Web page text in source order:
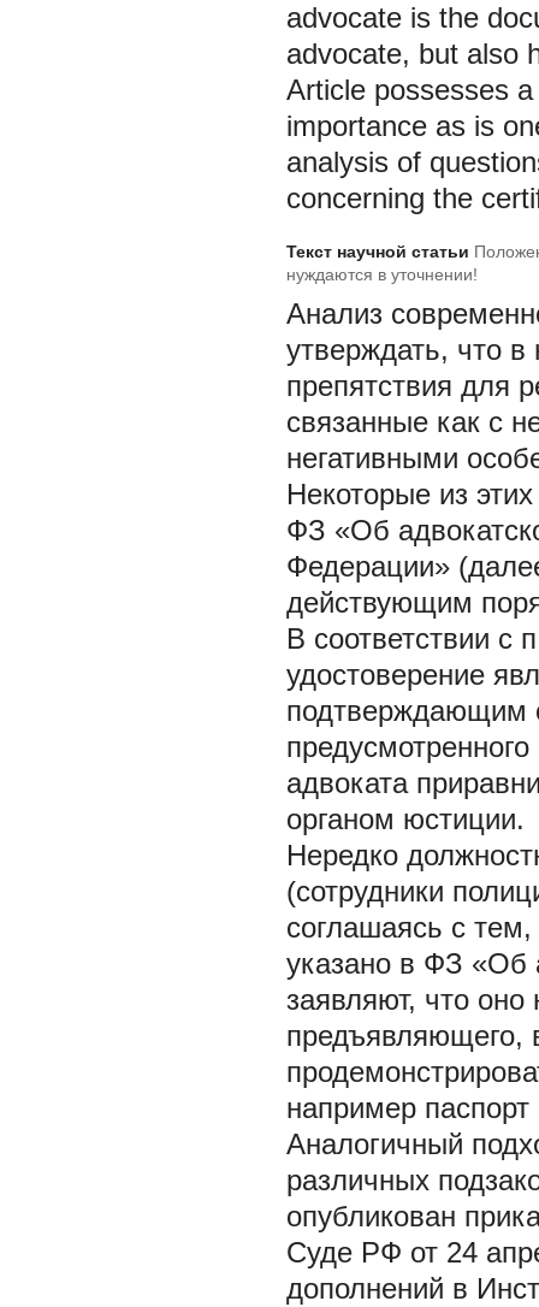
advocate is the
advocate, but also
Article possesses
importance as is
analysis of
concerning the
Текст научной статьи
нуждаются в уточнении!
Анализ
утверждать, что
препятствия для
связанные как с
негативными
Некоторые из
ФЗ «Об
Федерации»
действующим
В соответствии с
удостоверение
подтверждающим
адвоката
органом юстиции.
Нередко
(сотрудники
соглашаясь с тем,
указано в ФЗ «Об
заявляют, что оно
предъявляющего,
например
Аналогичный
различных
опубликован
Суде РФ от 24
дополнений в